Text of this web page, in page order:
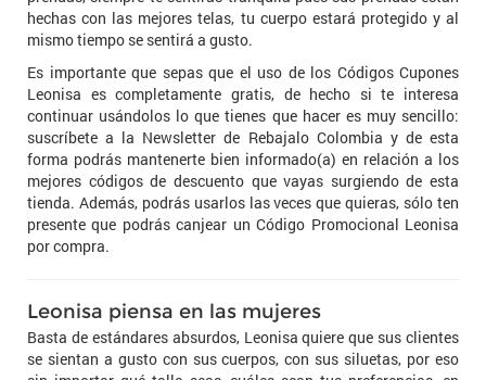
hechas con las mejores telas, tu cuerpo estará protegido y al
mismo tiempo se sentirá a gusto.
Es importante que sepas que el uso de los Códigos Cupones
Leonisa es completamente gratis, de hecho si te interesa
continuar usándolos lo que tienes que hacer es muy sencillo:
suscríbete a la Newsletter de Rebajalo Colombia y de esta
forma podrás mantenerte bien informado(a) en relación a los
mejores códigos de descuento que vayas surgiendo de esta
tienda. Además, podrás usarlos las veces que quieras, sólo ten
presente que podrás canjear un Código Promocional Leonisa
por compra.
Leonisa piensa en las mujeres
Basta de estándares absurdos, Leonisa quiere que sus clientes
se sientan a gusto con sus cuerpos, con sus siluetas, por eso